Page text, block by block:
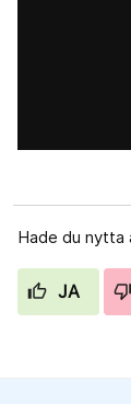
Hade du nytta
JA